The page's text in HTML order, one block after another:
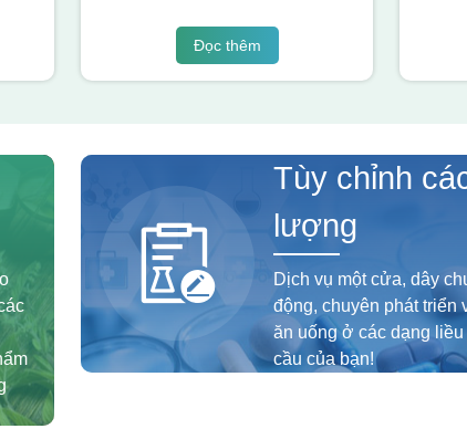
Đọc thêm
Tùy chỉnh
lượng
Dịch vụ một cửa, dây
động, chuyên phát triển
ăn uống ở các dạng
cầu của bạn!